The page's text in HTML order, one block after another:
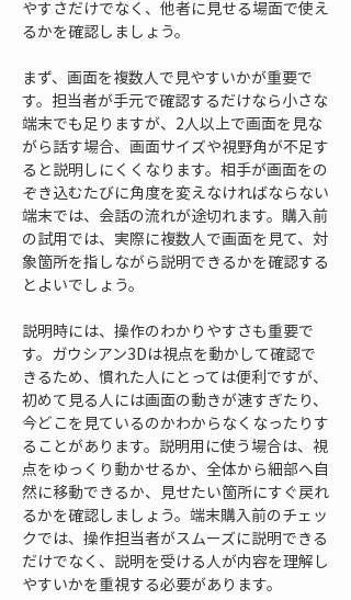
やすさだけでなく、他者に見せる場面で使え
るかを確認しましょう。
まず、画面を複数人で見やすいかが重要で
す。担当者が手元で確認するだけなら小さな
端末でも足りますが、2人以上で画面を見な
がら話す場合、画面サイズや視野角が不足す
ると説明しにくくなります。相手が画面をの
ぞき込むたびに角度を変えなければならない
端末では、会話の流れが途切れます。購入前
の試用では、実際に複数人で画面を見て、対
象箇所を指しながら説明できるかを確認する
とよいでしょう。
説明時には、操作のわかりやすさも重要で
す。ガウシアン3Dは視点を動かして確認で
きるため、慣れた人にとっては便利ですが、
初めて見る人には画面の動きが速すぎたり、
今どこを見ているのかわからなくなったりす
ることがあります。説明用に使う場合は、視
点をゆっくり動かせるか、全体から細部へ自
然に移動できるか、見せたい箇所にすぐ戻れ
るかを確認しましょう。端末購入前のチェッ
クでは、操作担当者がスムーズに説明できる
だけでなく、説明を受ける人が内容を理解し
やすいかを重視する必要があります。